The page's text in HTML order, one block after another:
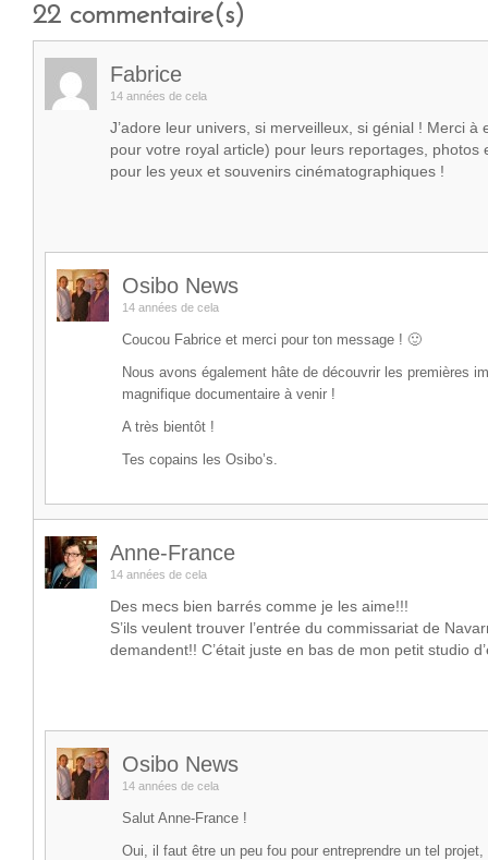
22 commentaire(s)
Fabrice
14 années de cela
J’adore leur univers, si merveilleux, si génial ! Merci à
pour votre royal article) pour leurs reportages, photos
pour les yeux et souvenirs cinématographiques !
Osibo News
14 années de cela
Coucou Fabrice et merci pour ton message ! 🙂
Nous avons également hâte de découvrir les premières
magnifique documentaire à venir !
A très bientôt !
Tes copains les Osibo’s.
Anne-France
14 années de cela
Des mecs bien barrés comme je les aime!!!
S’ils veulent trouver l’entrée du commissariat de
demandent!! C’était juste en bas de mon petit studio
Osibo News
14 années de cela
Salut Anne-France !
Oui, il faut être un peu fou pour entreprendre un tel